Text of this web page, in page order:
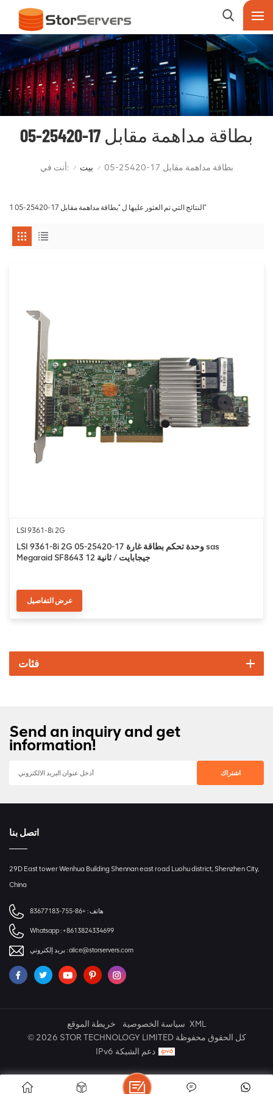
بطاقة مداهمة مقابل 17-25420-05
أنت في: / بيت / بطاقة مداهمة مقابل 17-25420-05
1 النتائج التي تم العثور عليها ل "بطاقة مداهمة مقابل 17-25420-05"
LSI 9361-8i 2G
LSI 9361-8i 2G 05-25420-17 وحدة تحكم بطاقة غارة sas
Megaraid SF8643 12 جيجابايت / ثانية
عرض التفاصيل
فئات
Send an inquiry and get
information!
اتصل بنا
29D East tower Wenhua Building Shennan east road Luohu district, Shenzhen City,
China
هاتف : +86-755-83677183
Whatsapp :+8613824334699
بريد إلكتروني :alice@storservers.com
خريطة الموقع سياسة الخصوصية XML
© 2026 STOR TECHNOLOGY LIMITED كل الحقوق محفوظة
IPv6 دعم الشبكة